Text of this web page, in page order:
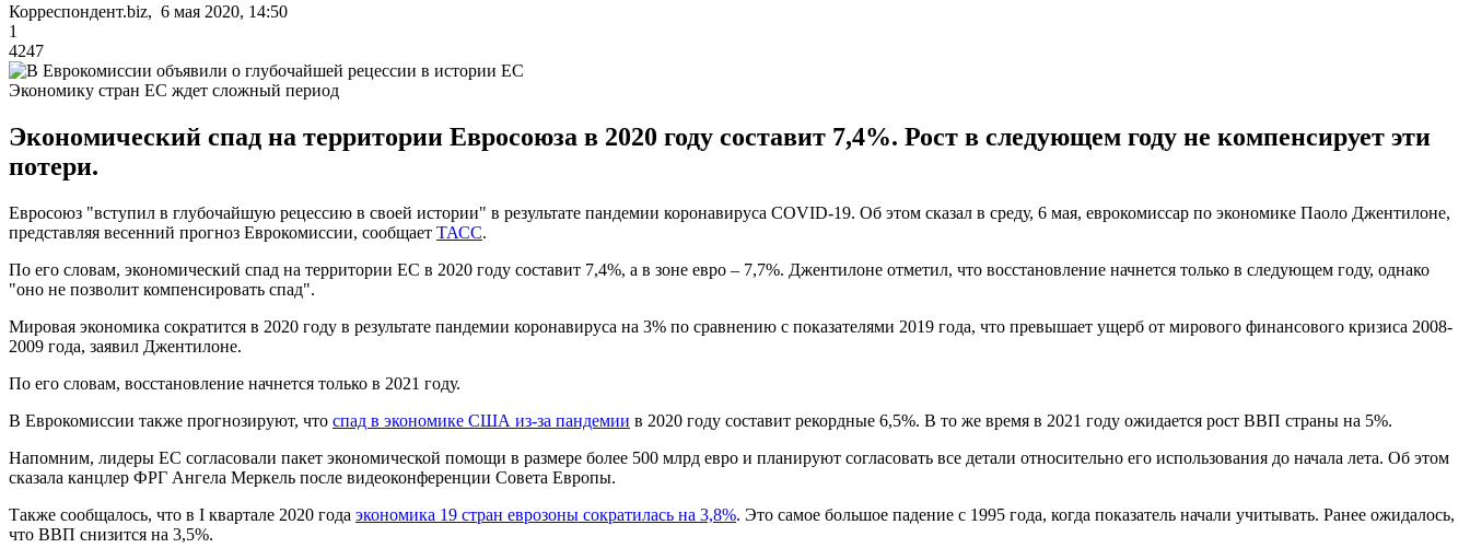
Корреспондент.biz, 6 мая 2020, 14:50
1
4247
Экономику стран ЕС ждет сложный период
Экономический спад на территории Евросоюза в 2020 году составит 7,4%. Рост в следующем году не компенсирует эти
потери.
Евросоюз "вступил в глубочайшую рецессию в своей истории" в результате пандемии коронавируса COVID-19. Об этом сказал в среду, 6 мая, еврокомиссар по экономике Паоло Джентилоне,
представляя весенний прогноз Еврокомиссии, сообщает ТАСС.
По его словам, экономический спад на территории ЕС в 2020 году составит 7,4%, а в зоне евро – 7,7%. Джентилоне отметил, что восстановление начнется только в следующем году, однако
"оно не позволит компенсировать спад".
Мировая экономика сократится в 2020 году в результате пандемии коронавируса на 3% по сравнению с показателями 2019 года, что превышает ущерб от мирового финансового кризиса 2008-
2009 года, заявил Джентилоне.
По его словам, восстановление начнется только в 2021 году.
В Еврокомиссии также прогнозируют, что спад в экономике США из-за пандемии в 2020 году составит рекордные 6,5%. В то же время в 2021 году ожидается рост ВВП страны на 5%.
Напомним, лидеры ЕС согласовали пакет экономической помощи в размере более 500 млрд евро и планируют согласовать все детали относительно его использования до начала лета. Об этом
сказала канцлер ФРГ Ангела Меркель после видеоконференции Совета Европы.
Также сообщалось, что в I квартале 2020 года экономика 19 стран еврозоны сократилась на 3,8%. Это самое большое падение с 1995 года, когда показатель начали учитывать. Ранее ожидалось,
что ВВП снизится на 3,5%.